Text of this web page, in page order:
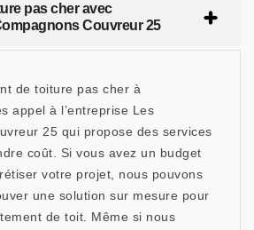
pas cher avec
Couvreur 25
de toiture pas cher à
appel à l’entreprise Les
25 qui propose des services
coût. Si vous avez un budget
votre projet, nous pouvons
une solution sur mesure pour
de toit. Même si nous